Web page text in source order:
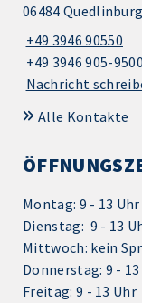
06484 Quedlinburg
+49 3946 90550
+49 3946 905-9500
Nachricht
Alle Kontakte
Montag: 9 - 13 Uhr
Dienstag: 9 - 13
Mittwoch: kein
Donnerstag: 9 -
Freitag: 9 - 13 Uhr